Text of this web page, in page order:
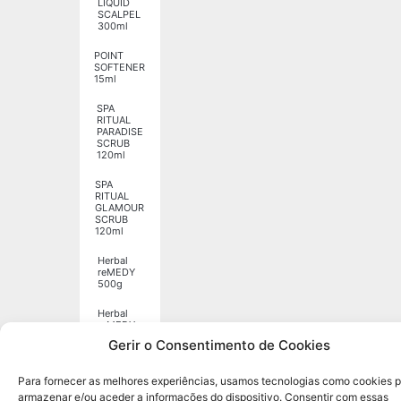
Gerir o Consentimento de Cookies
Para fornecer as melhores experiências, usamos tecnologias como cookies
armazenar e/ou aceder a informações do dispositivo. Consentir com essas
LIQUID
SCALPEL
300ml
POINT
SOFTENER
15ml
SPA
RITUAL
PARADISE
SCRUB
120ml
SPA
RITUAL
GLAMOUR
SCRUB
120ml
Herbal
reMEDY
500g
Herbal
reMEDY